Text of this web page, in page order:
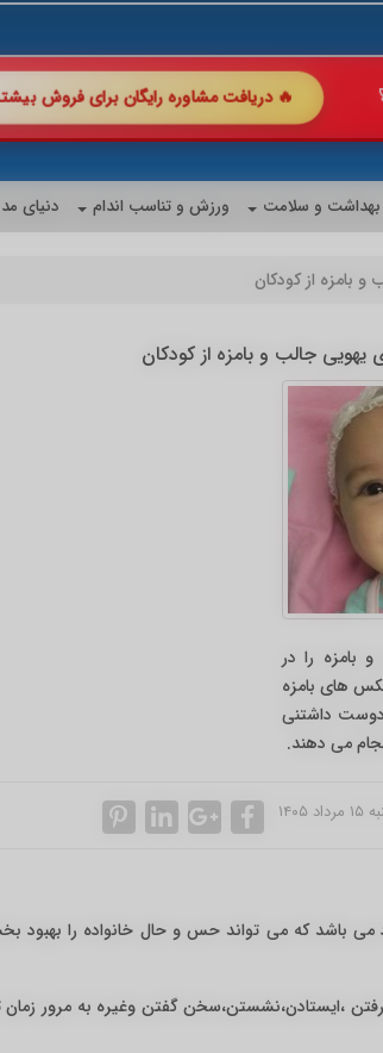
🚀 🔥 دریافت مشاوره
بهداشت و سلامت ورزش و تناسب اندام دنیای مد
بامزه از کودکان
جالب و بامزه از کودکان
بامزه را در
های بامزه
دوست داشتنی
می دهند.
باشد که می تواند حس و حال خانواده را بهبود
،ایستادن،نشستن،سخن گفتن وغیره به مرور زمان